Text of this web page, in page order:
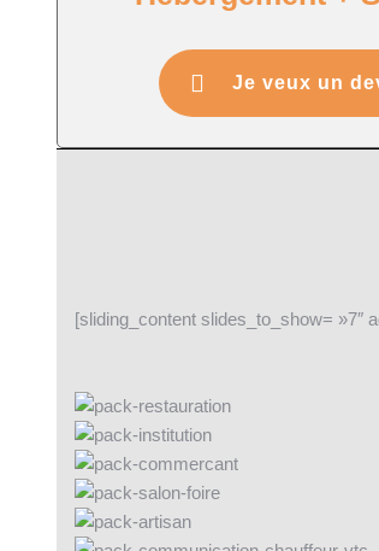
Je veux un
[sliding_content slides_to_show= »7″